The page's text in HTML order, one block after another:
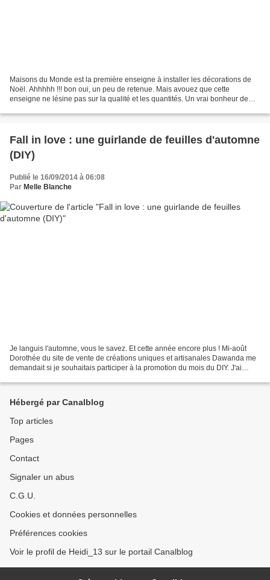
Maisons du Monde est la première enseigne à installer les décorations de
Noël. Ahhhhh !!! bon oui, un peu de retenue. Mais avouez que cette
enseigne ne lésine pas sur la qualité et les quantités. Un vrai bonheur de
Fall in love : une guirlande de feuilles d'automne
(DIY)
Publié le 16/09/2014 à 06:08
Par Melle Blanche
Je languis l'automne, vous le savez. Et cette année encore plus ! Mi-août
Dorothée du site de vente de créations uniques et artisanales Dawanda me
demandait si je souhaitais participer à la promotion du mois du DIY. J'ai
Hébergé par Canalblog
Top articles
Pages
Contact
Signaler un abus
C.G.U.
Cookies et données personnelles
Préférences cookies
Voir le profil de Heidi_13 sur le portail Canalblog